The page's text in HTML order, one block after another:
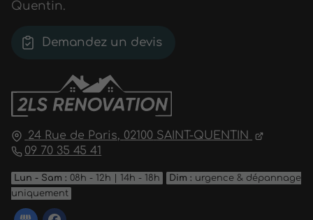
24 Rue de Paris, 02100 SAINT-QUENTIN
09 70 35 45 41
Lun - Sam : 08h - 12h | 14h - 18h Dim : urgence & dépannage
uniquement
Quentin.
Demandez un devis